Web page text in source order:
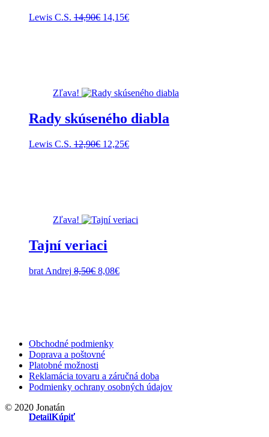
DetailKúpiť
Lewis C.S. 14,90€ Pôvodná
14,15€Aktuálna
DetailKúpiť
Zľava!
Rady skúseného diabla
Lewis C.S. 12,90€ Pôvodná
12,25€Aktuálna
DetailKúpiť
Zľava!
Tajní veriaci
brat Andrej 8,50€ Pôvodná
8,08€Aktuálna
DetailKúpiť
Obchodné podmienky
Doprava a poštovné
Platobné možnosti
Reklamácia tovaru a záručná doba
Podmienky ochrany osobných údajov
© 2020 Jonatán